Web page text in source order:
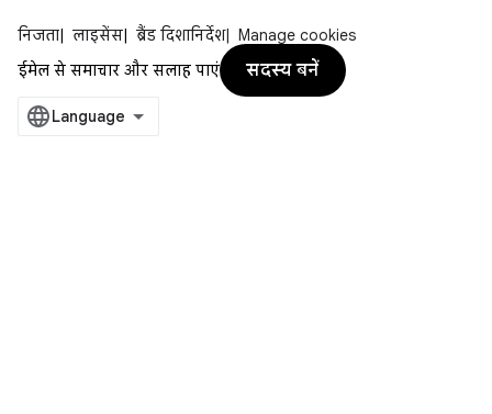
निजता लाइसेंस ब्रैंड दिशानिर्देश
Manage cookies
ईमेल से समाचार और सलाह पाएं
सदस्य बनें